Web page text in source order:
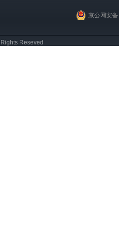
京公网安
Reseved